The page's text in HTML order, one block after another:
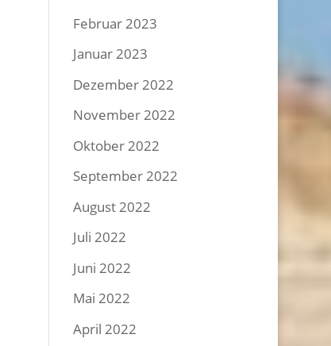
Februar 2023
Januar 2023
Dezember 2022
November 2022
Oktober 2022
September 2022
August 2022
Juli 2022
Juni 2022
Mai 2022
April 2022